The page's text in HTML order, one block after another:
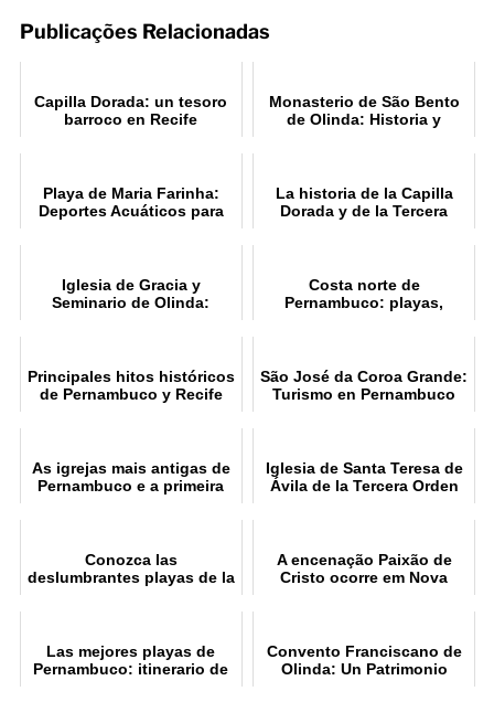
Publicações Relacionadas
Capilla Dorada: un tesoro
barroco en Recife
Monasterio de São Bento
de Olinda: Historia y
Playa de Maria Farinha:
Deportes Acuáticos para
La historia de la Capilla
Dorada y de la Tercera
Iglesia de Gracia y
Seminario de Olinda:
Costa norte de
Pernambuco: playas,
Principales hitos históricos
de Pernambuco y Recife
São José da Coroa Grande:
Turismo en Pernambuco
As igrejas mais antigas de
Pernambuco e a primeira
Iglesia de Santa Teresa de
Ávila de la Tercera Orden
Conozca las
deslumbrantes playas de la
A encenação Paixão de
Cristo ocorre em Nova
Las mejores playas de
Pernambuco: itinerario de
Convento Franciscano de
Olinda: Un Patrimonio